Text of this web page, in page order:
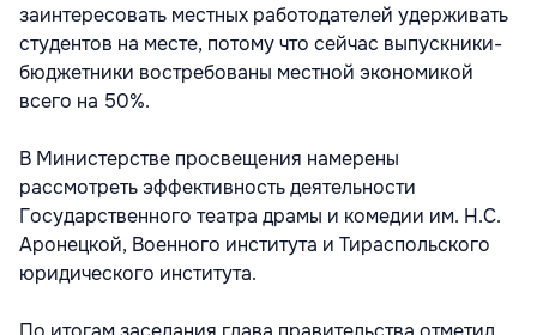
заинтересовать местных работодателей удерживать
студентов на месте, потому что сейчас выпускники-
бюджетники востребованы местной экономикой
всего на 50%.
В Министерстве просвещения намерены
рассмотреть эффективность деятельности
Государственного театра драмы и комедии им. Н.С.
Аронецкой, Военного института и Тираспольского
юридического института.